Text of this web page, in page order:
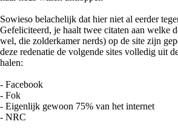
Sowieso belachelijk dat hier niet al eerder
Gefeliciteerd, je haalt twee citaten aan welke
wel, die zolderkamer nerds) op de site zijn
deze redenatie de volgende sites volledig uit
halen:
- Facebook
- Fok
- Eigenlijk gewoon 75% van het internet
- NRC